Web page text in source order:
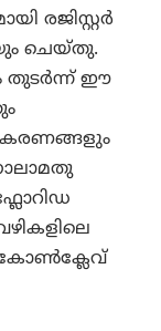
രജിസ്റ്റർ
ചെയ്തു.
തുടർന്ന് ഈ
കോൺക്ലേവ്‌